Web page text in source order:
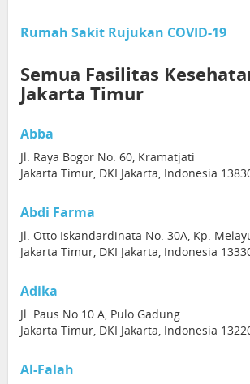
Rumah Sakit Rujukan COVID-19
Semua Fasilitas
Jakarta Timur
Abba
Jl. Raya Bogor No. 60, Kramatjati
Jakarta Timur, DKI Jakarta, Indonesia
Abdi Farma
Jl. Otto Iskandardinata No. 30A, Kp.
Jakarta Timur, DKI Jakarta, Indonesia
Adika
Jl. Paus No.10 A, Pulo Gadung
Jakarta Timur, DKI Jakarta, Indonesia
Al-Falah